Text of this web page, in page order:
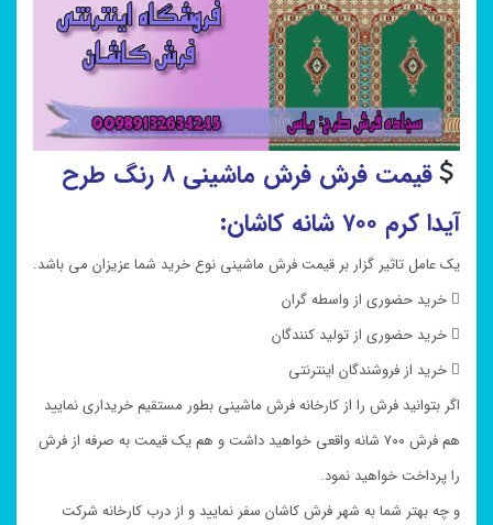
قیمت فرش فرش ماشینی ۸ رنگ طرح
آیدا کرم ۷۰۰ شانه کاشان:
یک عامل تاثیر گزار بر قیمت فرش ماشینی نوع خرید شما عزیزان می باشد.
 خرید حضوری از واسطه گران
 خرید حضوری از تولید کنندگان
 خرید از فروشندگان اینترنتی
اگر بتوانید فرش را از کارخانه فرش ماشینی بطور مستقیم خریداری نمایید
هم فرش ۷۰۰ شانه واقعی خواهید داشت و هم یک قیمت به صرفه از فرش
را پرداخت خواهید نمود.
و چه بهتر شما به شهر فرش کاشان سفر نمایید و از درب کارخانه شرکت